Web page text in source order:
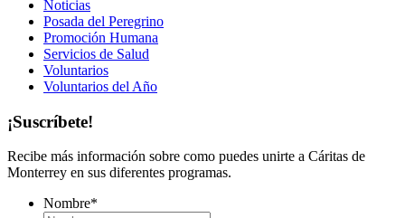
Noticias
Posada del Peregrino
Promoción Humana
Servicios de Salud
Voluntarios
Voluntarios del Año
¡Suscríbete!
Recibe más información sobre como puedes unirte a Cáritas de
Monterrey en sus diferentes programas.
Nombre*